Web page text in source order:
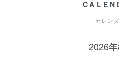
カレン
2026年